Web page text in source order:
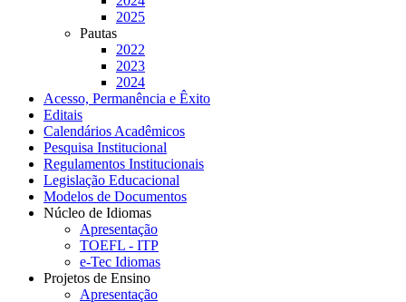
2025
Pautas
2022
2023
2024
Acesso, Permanência e Êxito
Editais
Calendários Acadêmicos
Pesquisa Institucional
Regulamentos Institucionais
Legislação Educacional
Modelos de Documentos
Núcleo de Idiomas
Apresentação
TOEFL - ITP
e-Tec Idiomas
Projetos de Ensino
Apresentação